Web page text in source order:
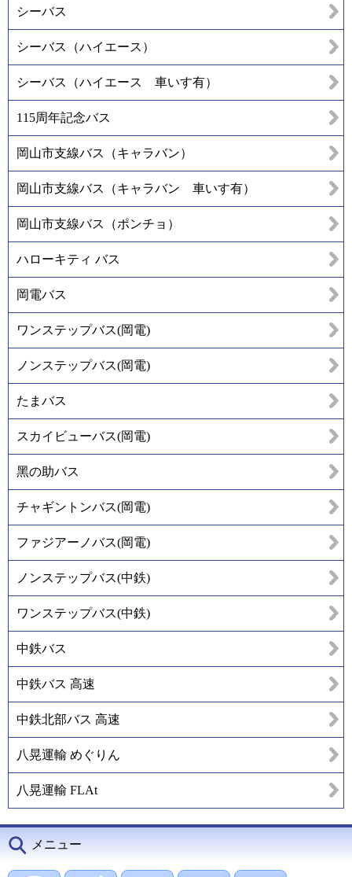
シーバス
シーバス（ハイエース）
シーバス（ハイエース 車いす有）
115周年記念バス
岡山市支線バス（キャラバン）
岡山市支線バス（キャラバン 車いす有）
岡山市支線バス（ポンチョ）
ハローキティ バス
岡電バス
ワンステップバス(岡電)
ノンステップバス(岡電)
たまバス
スカイビューバス(岡電)
黑の助バス
チャギントンバス(岡電)
ファジアーノバス(岡電)
ノンステップバス(中鉄)
ワンステップバス(中鉄)
中鉄バス
中鉄バス 高速
中鉄北部バス 高速
八晃運輸 めぐりん
八晃運輸 FLAt
メニュー